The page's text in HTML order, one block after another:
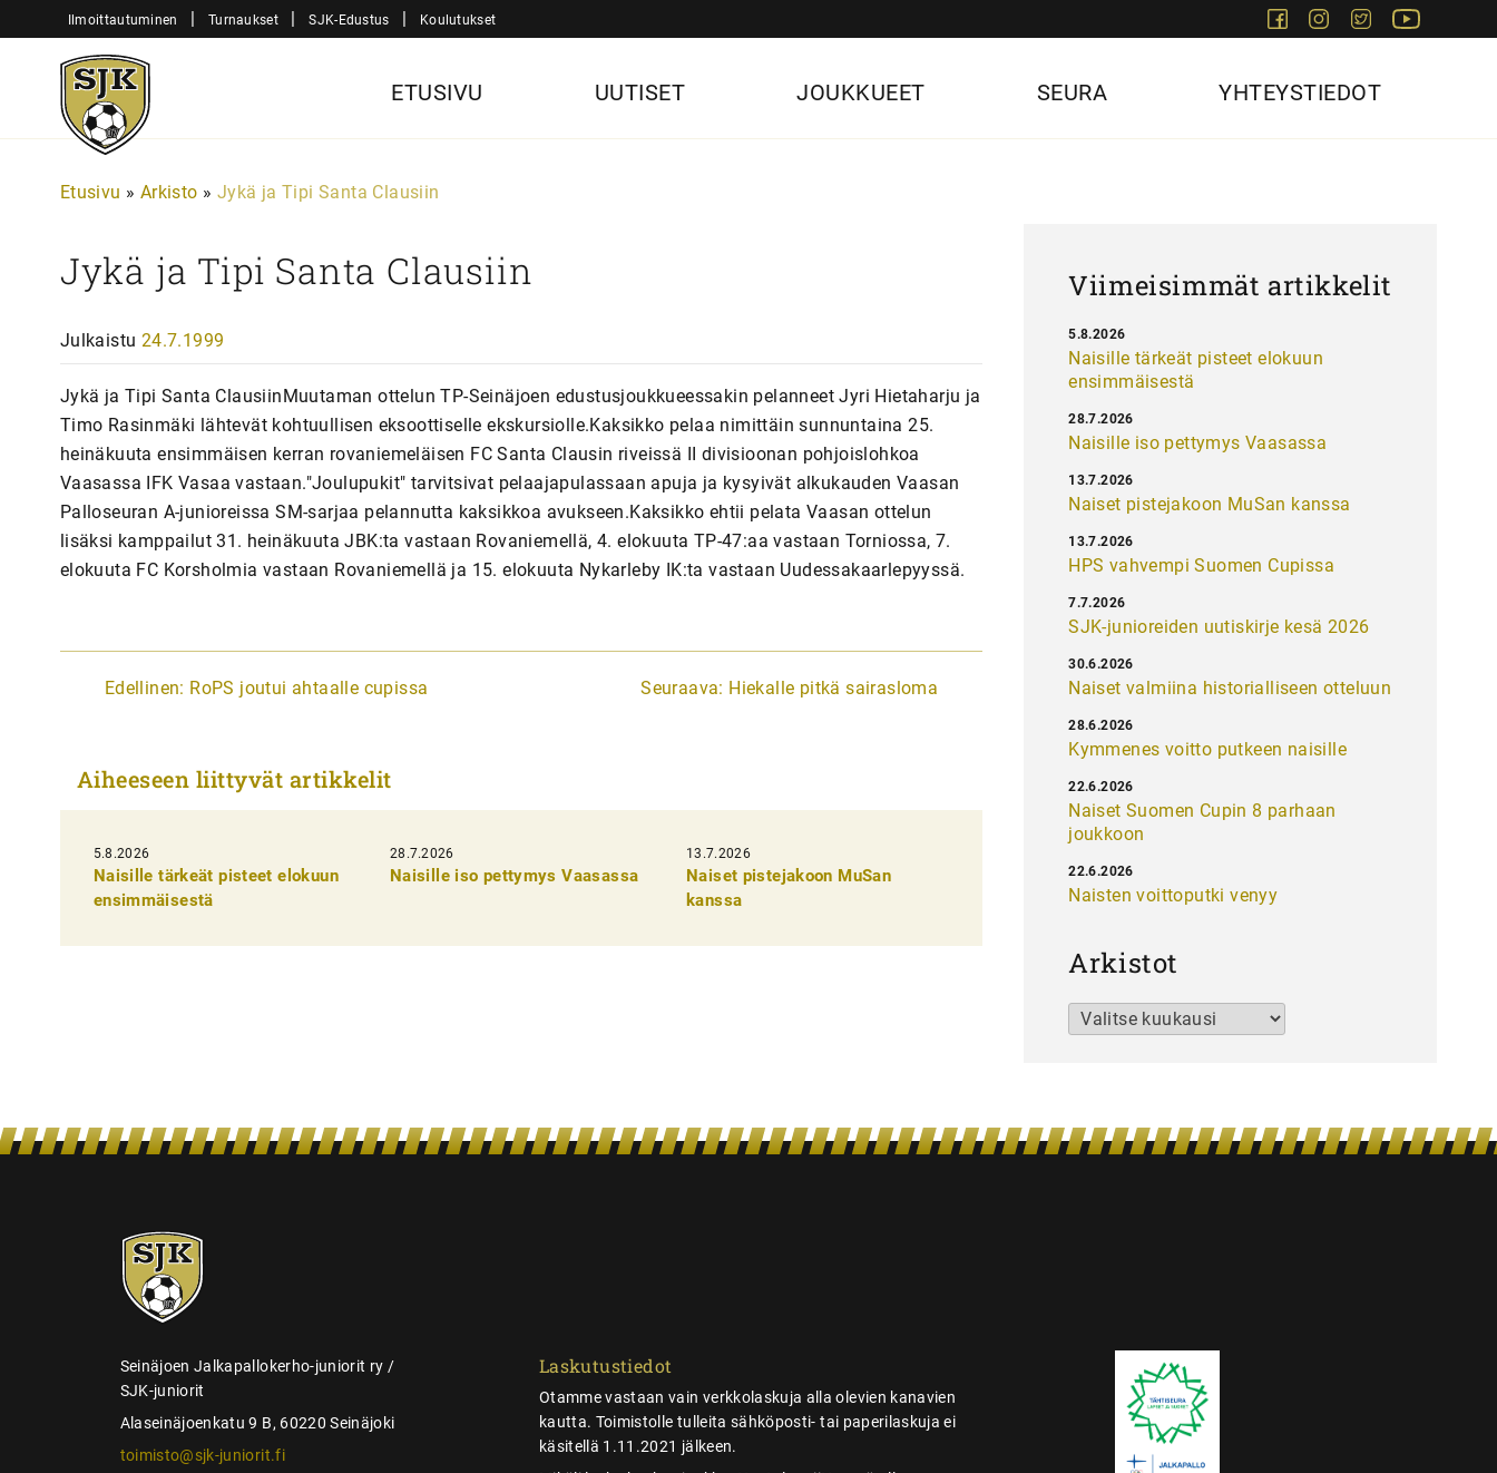
sisältöön
Ilmoittautuminen | Turnaukset | SJK-Edustus | Koulutukset FacebookInstagram
Twitter
Sjk-
Juniorit
ETUSIVU UUTISET JOUKKUEET SEURA YHTEYSTIEDOT
Etusivu » Arkisto » Jykä ja Tipi Santa Clausiin
Jykä ja Tipi Santa Clausiin
Julkaistu 24.7.1999
Jykä ja Tipi Santa ClausiinMuutaman ottelun TP-Seinäjoen edustusjoukkueessakin pelanneet Jyri Hietaharju ja
Timo Rasinmäki lähtevät kohtuullisen eksoottiselle ekskursiolle.Kaksikko pelaa nimittäin sunnuntaina 25.
heinäkuuta ensimmäisen kerran rovaniemeläisen FC Santa Clausin riveissä II divisioonan pohjoislohkoa
Vaasassa IFK Vasaa vastaan."Joulupukit" tarvitsivat pelaajapulassaan apuja ja kysyivät alkukauden Vaasan
Palloseuran A-junioreissa SM-sarjaa pelannutta kaksikkoa avukseen.Kaksikko ehtii pelata Vaasan ottelun
lisäksi kamppailut 31. heinäkuuta JBK:ta vastaan Rovaniemellä, 4. elokuuta TP-47:aa vastaan Torniossa, 7.
elokuuta FC Korsholmia vastaan Rovaniemellä ja 15. elokuuta Nykarleby IK:ta vastaan Uudessakaarlepyyssä.
A
i
k
e
l
Edellinen: RoPS joutui ahtaalle cupissa Seuraava: Hiekalle pitkä sairasloma
Aiheeseen liittyvät artikkelit
5.8.2026
Naisille tärkeät pisteet elokuun
ensimmäisestä
28.7.2026
Naisille iso pettymys Vaasassa
13.7.2026
Naiset pistejakoon MuSan
kanssa
Viimeisimmät artikkelit
Naisille tärkeät pisteet elokuun
ensimmäisestä
5.8.2026
Naisille iso pettymys Vaasassa
28.7.2026
Naiset pistejakoon MuSan kanssa
13.7.2026
HPS vahvempi Suomen Cupissa
13.7.2026
SJK-junioreiden uutiskirje kesä 2026
7.7.2026
Naiset valmiina historialliseen otteluun
30.6.2026
Kymmenes voitto putkeen naisille
28.6.2026
Naiset Suomen Cupin 8 parhaan
joukkoon
22.6.2026
Naisten voittoputki venyy
22.6.2026
Arkistot
Arkistot
SJK-
juniorit
Seinäjoen Jalkapallokerho-juniorit ry /
SJK-juniorit
Alaseinäjoenkatu 9 B, 60220 Seinäjoki
toimisto@sjk-juniorit.fi
Laskutustiedot
Otamme vastaan vain verkkolaskuja alla olevien kanavien
kautta. Toimistolle tulleita sähköposti- tai paperilaskuja ei
käsitellä 1.11.2021 jälkeen.